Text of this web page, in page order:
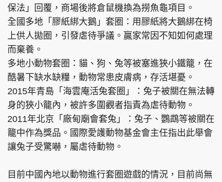
保法」回覆，商場後將倉鼠機換為撈魚龜項目。
全國多地「膠紙綁大鵝」套圈：用膠紙將大鵝綁在椅
上供人拋圈，引發虐待爭議。贏家常因不知如何處理
而棄養。
多地小動物套圈：貓、狗、兔等被塞進狹小鐵籠，在
酷暑下缺水缺糧，動物常患皮膚病，存活堪憂。
2015年青島「海雲庵活兔套圈」：兔子被關在無法轉
身的狹小籠內，被許多圍觀者指責為虐待動物。
2011年北京「廠甸廟會套兔」：兔子、鸚鵡等被關在
籠中作為獎品。國際愛護動物基金會主任指出此舉會
讓兔子受驚嚇，屬虐待動物。
目前中國內地以動物進行套圈遊戲的情況，目前尚無